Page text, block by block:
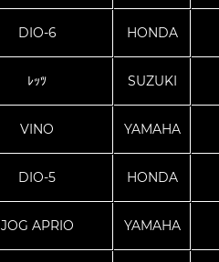
DIO-6 HONDA
ﾚｯﾂ SUZUKI
VINO YAMAHA
DIO-5 HONDA
JOG APRIO YAMAHA